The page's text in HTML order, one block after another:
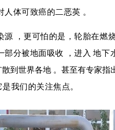
人体可致癌的二恶英 。
源
，更可怕的是，轮胎在燃
部分被地面吸收 ，进入 地下
到世界各地 。甚至有专家指
我们的关注焦点。